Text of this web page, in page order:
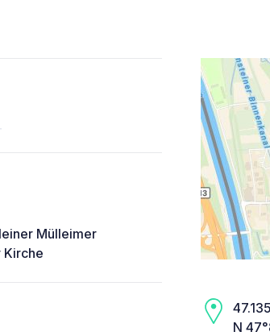
Mülleimer
Kirche
N